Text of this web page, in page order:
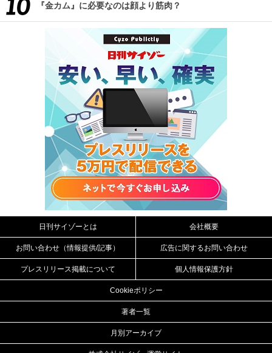
『金カム』に必要なのは顔より筋肉？
日刊サイゾーとは 会社概要
お問い合わせ（情報提供/記事） 広告に関するお問い合わせ
プレスリリース掲載について 個人情報保護方針
Cookieポリシー
著者一覧
月別アーカイブ